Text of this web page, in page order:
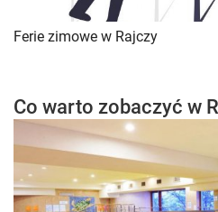
Ferie zimowe w Rajczy
Co warto zobaczyć w